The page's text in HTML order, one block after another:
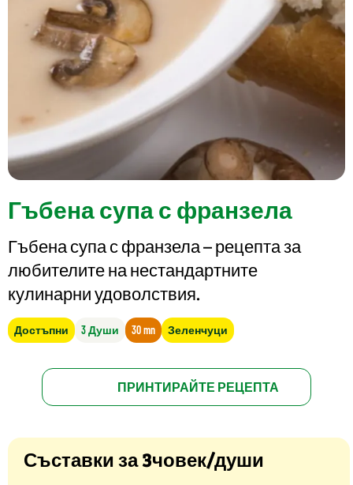
Гъбена супа с франзела
Гъбена супа с франзела – рецепта за
любителите на нестандартните
кулинарни удоволствия.
Достъпни 3 Души 30 mn Зеленчуци
ПРИНТИРАЙТЕ РЕЦЕПТА
Съставки за 3човек/души